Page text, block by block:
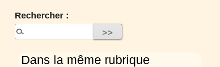
Rechercher :
Dans la même rubrique